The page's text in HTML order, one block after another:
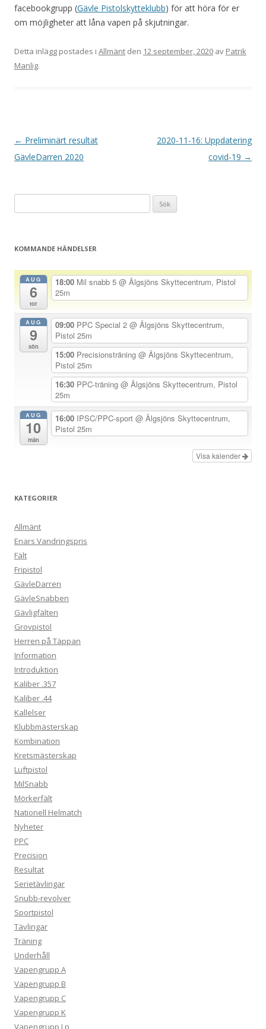
facebookgrupp (Gävle Pistolskytteklubb) för att höra för er
om möjligheter att låna vapen på skjutningar.
Detta inlägg postades i Allmänt den 12 september, 2020 av Patrik
Manlig.
I
n
a
g
g
← Preliminärt resultat
GävleDarren 2020
2020-11-16: Uppdatering
covid-19 →
efter:
KOMMANDE HÄNDELSER
AUG
6
tor
18:00 Mil snabb 5 @ Älgsjöns Skyttecentrum, Pistol
25m
AUG
9
sön
09:00 PPC Special 2 @ Älgsjöns Skyttecentrum,
Pistol 25m
15:00 Precisionsträning @ Älgsjöns Skyttecentrum,
Pistol 25m
16:30 PPC-träning @ Älgsjöns Skyttecentrum, Pistol
25m
AUG
10
mån
16:00 IPSC/PPC-sport @ Älgsjöns Skyttecentrum,
Pistol 25m
Visa kalender
KATEGORIER
Allmänt
Enars Vandringspris
Fält
Fripistol
GävleDarren
GävleSnabben
Gävligfälten
Grovpistol
Herren på Täppan
Information
Introduktion
Kaliber .357
Kaliber .44
Kallelser
Klubbmästerskap
Kombination
Kretsmästerskap
Luftpistol
MilSnabb
Mörkerfält
Nationell Helmatch
Nyheter
PPC
Precision
Resultat
Serietävlingar
Snubb-revolver
Sportpistol
Tävlingar
Träning
Underhåll
Vapengrupp A
Vapengrupp B
Vapengrupp C
Vapengrupp K
Vapengrupp Lp